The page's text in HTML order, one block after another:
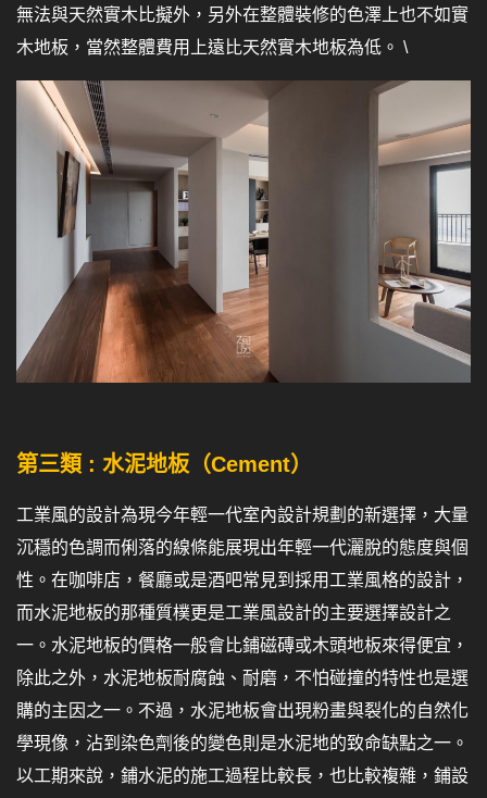
無法與天然實木比擬外，另外在整體裝修的色澤上也不如實
木地板，當然整體費用上遠比天然實木地板為低。 \
第三類 : 水泥地板（Cement）
工業風的設計為現今年輕一代室內設計規劃的新選擇，大量
沉穩的色調而俐落的線條能展現出年輕一代灑脫的態度與個
性。在咖啡店，餐廳或是酒吧常見到採用工業風格的設計，
而水泥地板的那種質樸更是工業風設計的主要選擇設計之
一。水泥地板的價格一般會比鋪磁磚或木頭地板來得便宜，
除此之外，水泥地板耐腐蝕、耐磨，不怕碰撞的特性也是選
購的主因之一。不過，水泥地板會出現粉畫與裂化的自然化
學現像，沾到染色劑後的變色則是水泥地的致命缺點之一。
以工期來說，鋪水泥的施工過程比較長，也比較複雜，鋪設